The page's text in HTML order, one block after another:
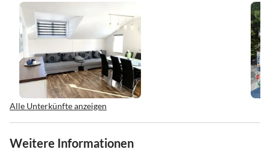
Alle Unterkünfte anzeigen
Weitere Informationen